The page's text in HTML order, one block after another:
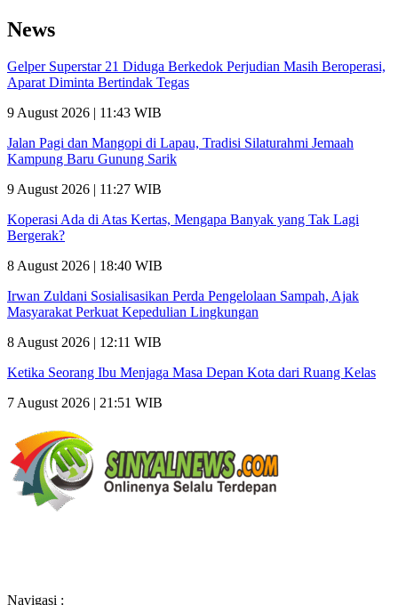
News
Gelper Superstar 21 Diduga Berkedok Perjudian Masih Beroperasi,
Aparat Diminta Bertindak Tegas
9 August 2026 | 11:43 WIB
Jalan Pagi dan Mangopi di Lapau, Tradisi Silaturahmi Jemaah
Kampung Baru Gunung Sarik
9 August 2026 | 11:27 WIB
Koperasi Ada di Atas Kertas, Mengapa Banyak yang Tak Lagi
Bergerak?
8 August 2026 | 18:40 WIB
Irwan Zuldani Sosialisasikan Perda Pengelolaan Sampah, Ajak
Masyarakat Perkuat Kepedulian Lingkungan
8 August 2026 | 12:11 WIB
Ketika Seorang Ibu Menjaga Masa Depan Kota dari Ruang Kelas
7 August 2026 | 21:51 WIB
Navigasi :